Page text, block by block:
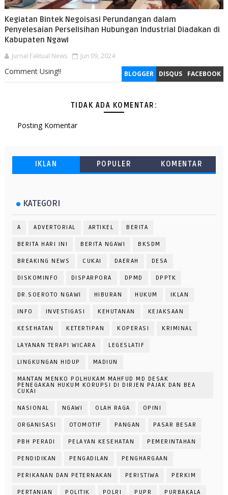
Kegiatan Bintek Negoisasi Perundangan dalam
Penyelesaian Perselisihan Hubungan Industrial Diadakan di
Kabupaten Ngawi
Jurnal Faktual News Jun 09, 2024
BLOGGER DISQUS FACEBOOK
Comment Using!!
TIDAK ADA KOMENTAR:
Posting Komentar
IKLAN POPULER KOMENTAR
KATEGORI
A ADVERTORIAL ARTIKEL BERITA
BERITA HARI INI BERITA NGAWI BKSDM
BREAKING NEWS CUKAI DAERAH DESA
DISKOMINFO DISPARPORA DPMD DPPTK
DR.SOEROTO NGAWI HIBURAN HUKUM IKLAN
INFO INVESTIGASI KEHUTANAN KEJAKSAAN
KESEHATAN KETERTIPAN KOPERASI KRIMINAL
LAYANAN TERAPI WICARA LEGESLATIF
LINGKUNGAN HIDUP MADIUN
MANTAN MENKO POLHUKAM MAHFUD MD DESAK
PENEGAKAN HUKUM KORUPSI DI DIRJEN PAJAK DAN BEA
CUKAI
NASIONAL NGAWI OLAH RAGA OPINI
ORGANISASI OTOMOTIF PANGAN PASAR BESAR
PBH PERADI PELAYAN KESEHATAN PEMERINTAHAN
PENDIDIKAN PENGADILAN PENGHARGAAN
PERIKANAN DAN PETERNAKAN PERISTIWA PERKIM
PERTANIAN POLITIK POLRI PUPR PURBAKALA